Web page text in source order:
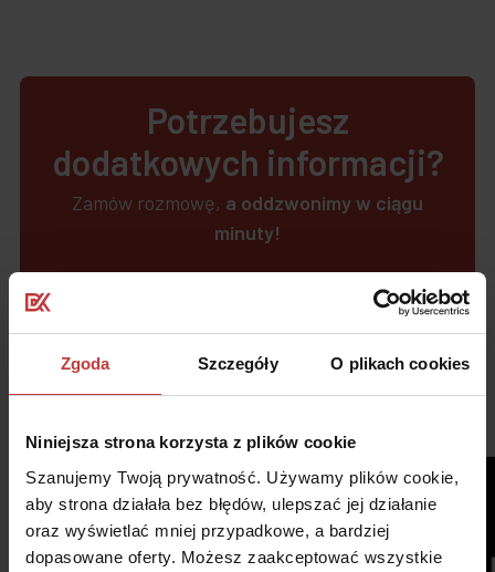
Zgoda Szczegóły O plikach cookies
Niniejsza strona korzysta z plików cookie
Szanujemy Twoją prywatność. Używamy plików cookie,
aby strona działała bez błędów, ulepszać jej działanie
oraz wyświetlać mniej przypadkowe, a bardziej
dopasowane oferty. Możesz zaakceptować wszystkie
Potrzebujesz
dodatkowych informacji?
Zamów rozmowę, a oddzwonimy w ciągu
minuty!
Materiały